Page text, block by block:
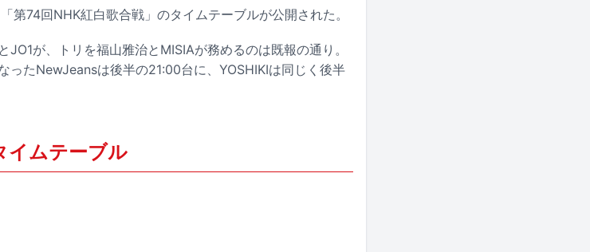
第74回NHK紅白歌合戦」のタイムテーブルが公開された。
JO1が、トリを福山雅治とMISIAが務めるのは既報の通り。
ったNewJeansは後半の21:00台に、YOSHIKIは同じく後半
イムテーブル